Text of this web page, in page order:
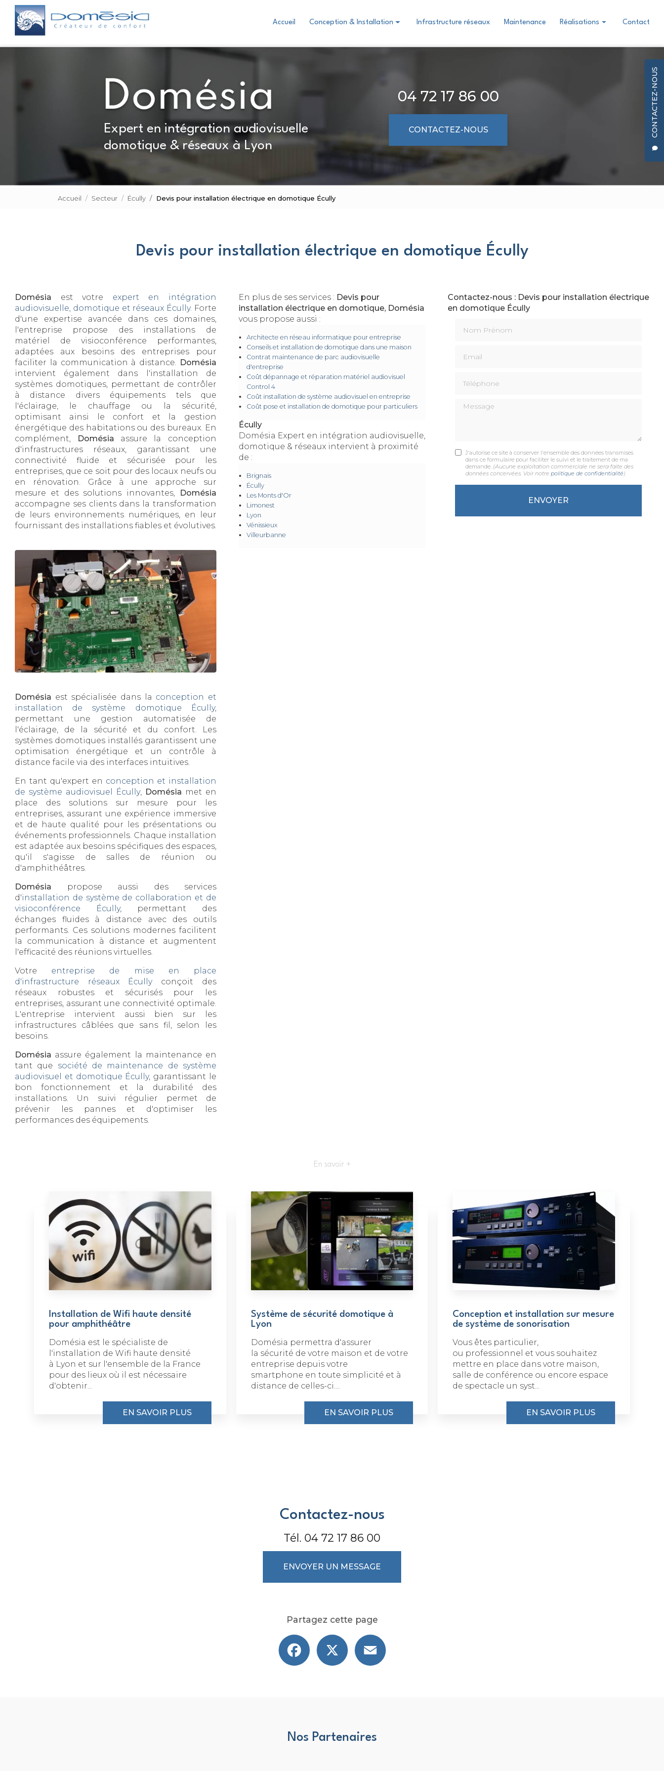
Aller
contenu
principal
CONTACTEZ-NOUS
Accueil Conception & Installation Infrastructure réseaux Maintenance Réalisations Contact
Expert en intégration audiovisuelle
domotique & réseaux à Lyon
04 72 17 86 00
CONTACTEZ-NOUS
Accueil Secteur Écully Devis pour installation électrique en domotique Écully
Devis pour installation électrique en domotique Écully
Domésia est votre expert en intégration
audiovisuelle, domotique et réseaux Écully. Forte
d'une expertise avancée dans ces domaines,
l'entreprise propose des installations de
matériel de visioconférence performantes,
adaptées aux besoins des entreprises pour
faciliter la communication à distance. Domésia
intervient également dans l'installation de
systèmes domotiques, permettant de contrôler
à distance divers équipements tels que
l'éclairage, le chauffage ou la sécurité,
optimisant ainsi le confort et la gestion
énergétique des habitations ou des bureaux. En
complément,
Domésia assure la conception
d'infrastructures réseaux, garantissant une
connectivité fluide et sécurisée pour les
entreprises, que ce soit pour des locaux neufs ou
en rénovation. Grâce à une approche sur
mesure et des solutions innovantes,
Domésia
accompagne ses clients dans la transformation
de leurs environnements numériques, en leur
fournissant des installations fiables et évolutives.
Domésia est spécialisée dans la conception et
installation de système domotique Écully,
permettant une gestion automatisée de
l'éclairage, de la sécurité et du confort. Les
systèmes domotiques installés garantissent une
optimisation énergétique et un contrôle à
distance facile via des interfaces intuitives.
En tant qu'expert en conception et installation
de système audiovisuel Écully, Domésia met en
place des solutions sur mesure pour les
entreprises, assurant une expérience immersive
et de haute qualité pour les présentations ou
événements professionnels. Chaque installation
est adaptée aux besoins spécifiques des espaces,
qu'il s'agisse de salles de réunion ou
d'amphithéâtres.
Domésia propose aussi des services
d'installation de système de collaboration et de
visioconférence Écully, permettant des
échanges fluides à distance avec des outils
performants. Ces solutions modernes facilitent
la communication à distance et augmentent
l'efficacité des réunions virtuelles.
Votre entreprise de mise en place
d'infrastructure réseaux Écullyconçoit des
réseaux robustes et sécurisés pour les
entreprises, assurant une connectivité optimale.
L'entreprise intervient aussi bien sur les
infrastructures câblées que sans fil, selon les
besoins.
Domésia assure également la maintenance en
tant que société de maintenance de système
audiovisuel et domotique Écully, garantissant le
bon fonctionnement et la durabilité des
installations. Un suivi régulier permet de
prévenir les pannes et d'optimiser les
performances des équipements.
En plus de ses services : Devis pour
installation électrique en domotique, Domésia
vous propose aussi :
Architecte en réseau informatique pour entreprise
Conseils et installation de domotique dans une maison
Contrat maintenance de parc audiovisuelle
d'entreprise
Coût dépannage et réparation matériel audiovisuel
Control 4
Coût installation de système audiovisuel en entreprise
Coût pose et installation de domotique pour particuliers
Écully
Domésia Expert en intégration audiovisuelle,
domotique & réseaux intervient à proximité
de :
Brignais
Écully
Les Monts d'Or
Limonest
Lyon
Vénissieux
Villeurbanne
Contactez-nous : Devis pour installation électrique
en domotique Écully
Message
J'autorise ce site à conserver l'ensemble des données transmises
dans ce formulaire pour faciliter le suivi et le traitement de ma
demande. (Aucune exploitation commerciale ne sera faite des
données concervées. Voir notre politique de confidentialité )
En savoir +
Installation de Wifi haute densité
pour amphithéâtre
Domésia est le spécialiste de
l'installation de Wifi haute densité
à Lyon et sur l'ensemble de la France
pour des lieux où il est nécessaire
d'obtenir...
EN SAVOIR PLUS
Système de sécurité domotique à
Lyon
Domésia permettra d'assurer
la sécurité de votre maison et de votre
entreprise depuis votre
smartphone en toute simplicité et à
distance de celles-ci....
EN SAVOIR PLUS
Conception et installation sur mesure
de système de sonorisation
Vous êtes particulier,
ou professionnel et vous souhaitez
mettre en place dans votre maison,
salle de conférence ou encore espace
de spectacle un syst...
EN SAVOIR PLUS
Contactez-nous
Tél. 04 72 17 86 00
ENVOYER UN MESSAGE
Partagez cette page
Facebook
Nos Partenaires